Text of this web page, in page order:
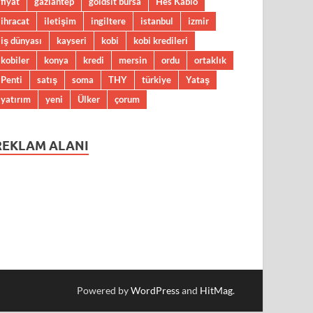
ihracat
iletişim ingiltere istanbul
izmir
iş dünyası
kayseri kobi
kobi kredileri
kobiler
konya kredi mersin ordu
ortaklık
Penti
satış soma THY türkiye
Yataş
yatırım
yeni Ülker çorum
ALANI
Powered byWordPressand HitMag.